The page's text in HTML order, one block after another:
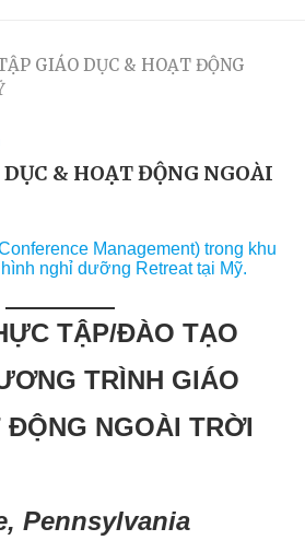
GIÁO DỤC & HOẠT ĐỘNG
& HOẠT ĐỘNG NGOÀI
TẬP/ĐÀO TẠO
TRÌNH GIÁO
ĐỘNG NGOÀI TRỜI
Pennsylvania